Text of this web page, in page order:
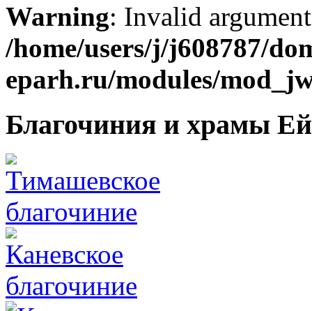
Warning: Invalid
/home/users/j/j608787/
eparh.ru/modules/
Благочиния и храмы